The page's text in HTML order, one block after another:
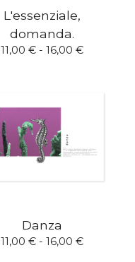
L'essenziale,
domanda.
11,00 €- 16,00 €
Danza
11,00 €- 16,00 €